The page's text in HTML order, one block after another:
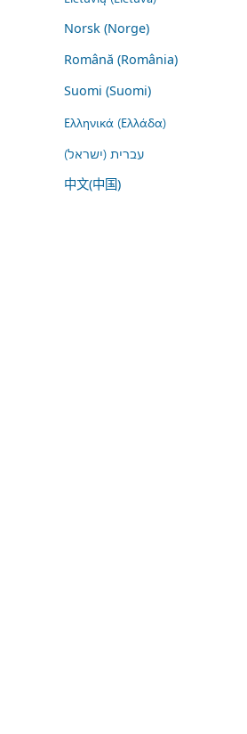
Norsk (Norge)
Română (România)
Suomi (Suomi)
Ελληνικά (Ελλάδα)
עברית (ישראל)
中文(中国)